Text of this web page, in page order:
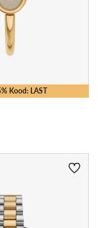
Kood: LAST